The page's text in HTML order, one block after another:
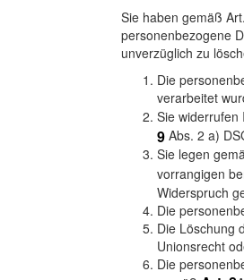
Sie haben gemäß
personenbezogene
unverzüglich zu
Die
verarbeitet
Sie
9 Abs. 2 a)
Sie legen
vorrangigen
Widerspruch
Die
Die Löschung
Unionsrecht
Die